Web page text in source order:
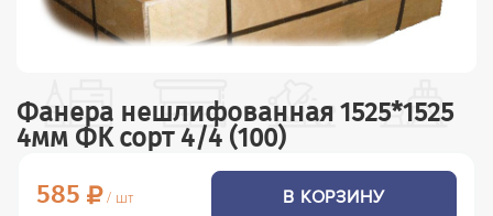
Фанера нешлифованная 1525*1525
4мм ФК сорт 4/4 (100)
585
/ шт В КОРЗИНУ